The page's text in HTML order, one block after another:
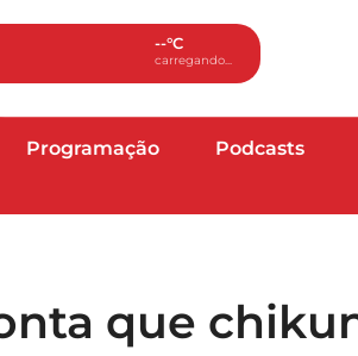
--°C
carregando...
Programação Podcasts
que